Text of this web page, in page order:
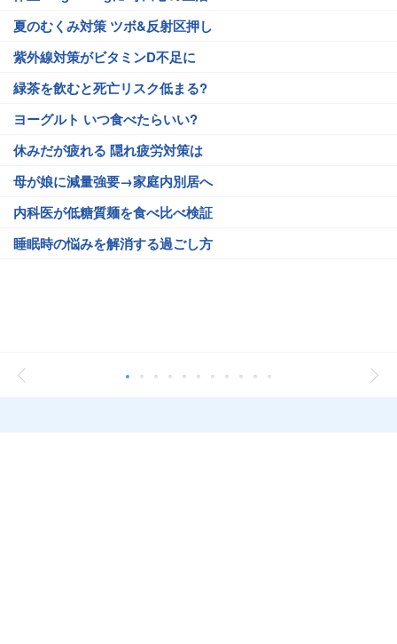
夏のむくみ対策 ツボ&反射区押し
紫外線対策がビタミンD不足に
緑茶を飲むと死亡リスク低まる?
ヨーグルト いつ食べたらいい?
休みだが疲れる 隠れ疲労対策は
母が娘に減量強要→家庭内別居へ
内科医が低糖質麺を食べ比べ検証
睡眠時の悩みを解消する過ごし方